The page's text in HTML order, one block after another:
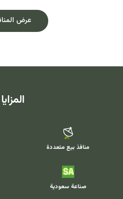
عرض
المزايا
منافذ بيع متعددة
صناعة سعودية